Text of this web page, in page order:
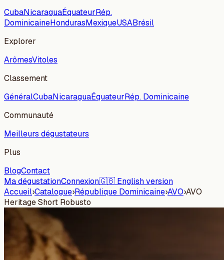
CubaNicaraguaÉquateurRép.
DominicaineHondurasMexiqueUSABrésil
Explorer
ArômesVitoles
Classement
GénéralCubaNicaraguaÉquateurRép. Dominicaine
Communauté
Meilleurs dégustateurs
Plus
BlogContact
Ma dégustationConnexion🇬🇧 English version
Accueil›Catalogue›République Dominicaine›AVO›AVO
Heritage Short Robusto